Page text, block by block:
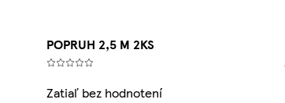
POPRUH 2,5 M 2KS
Zatiaľ bez hodnotení